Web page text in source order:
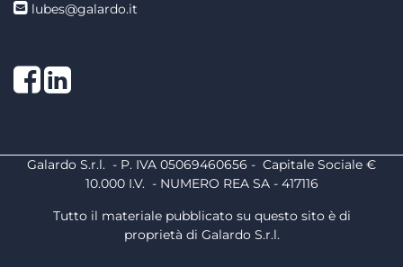
lubes@galardo.it
Facebook
LinkedIn
Galardo S.r.l. - P. IVA 05069460656 - Capitale Sociale €
10.000 I.V. - NUMERO REA SA - 417116
Tutto il materiale pubblicato su questo sito è di
proprietà di Galardo S.r.l.